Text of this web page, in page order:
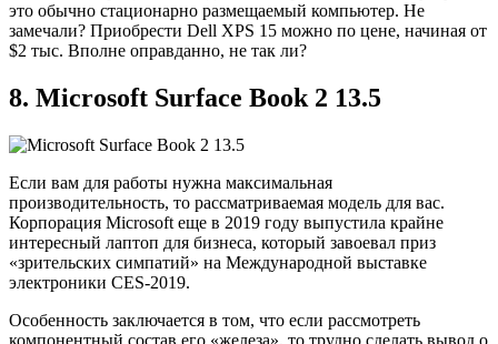
это обычно стационарно размещаемый компьютер. Не
замечали? Приобрести Dell XPS 15 можно по цене, начиная от
$2 тыс. Вполне оправданно, не так ли?
8. Microsoft Surface Book 2 13.5
Если вам для работы нужна максимальная
производительность, то рассматриваемая модель для вас.
Корпорация Microsoft еще в 2019 году выпустила крайне
интересный лаптоп для бизнеса, который завоевал приз
«зрительских симпатий» на Международной выставке
электроники CES-2019.
Особенность заключается в том, что если рассмотреть